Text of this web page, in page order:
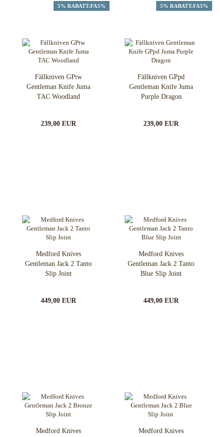
5% RABATT:FA5%
Fällkniven GPtw
Gentleman Knife Juma
TAC Woodland
239,00 EUR
5% RABATT:FA5%
Fällkniven GPpd
Gentleman Knife Juma
Purple Dragon
239,00 EUR
Medford Knives
Gentleman Jack 2 Tanto
Slip Joint
449,00 EUR
Medford Knives
Gentleman Jack 2 Tanto
Blue Slip Joint
449,00 EUR
Medford Knives
Medford Knives